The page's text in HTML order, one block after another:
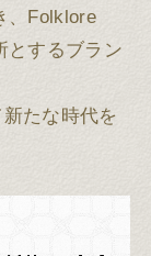
、Folklore
とするブラン
たな時代を